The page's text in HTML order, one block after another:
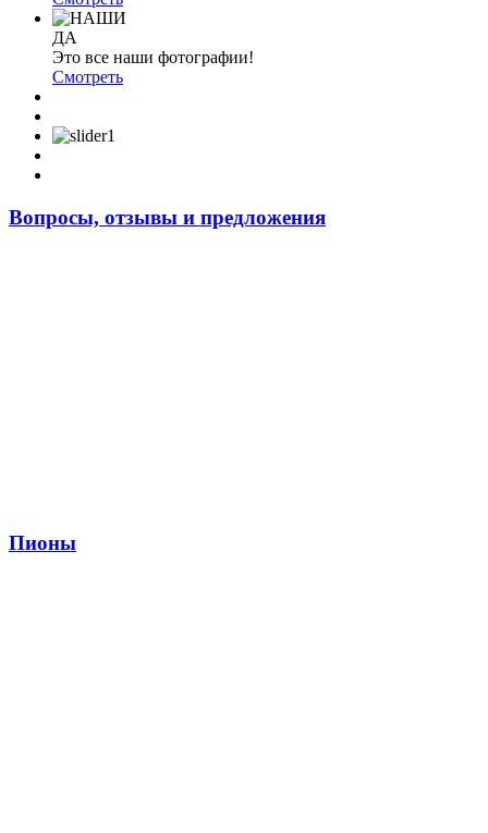
ДА
Это все наши фотографии!
Смотреть
Вопросы, отзывы и предложения
Пионы